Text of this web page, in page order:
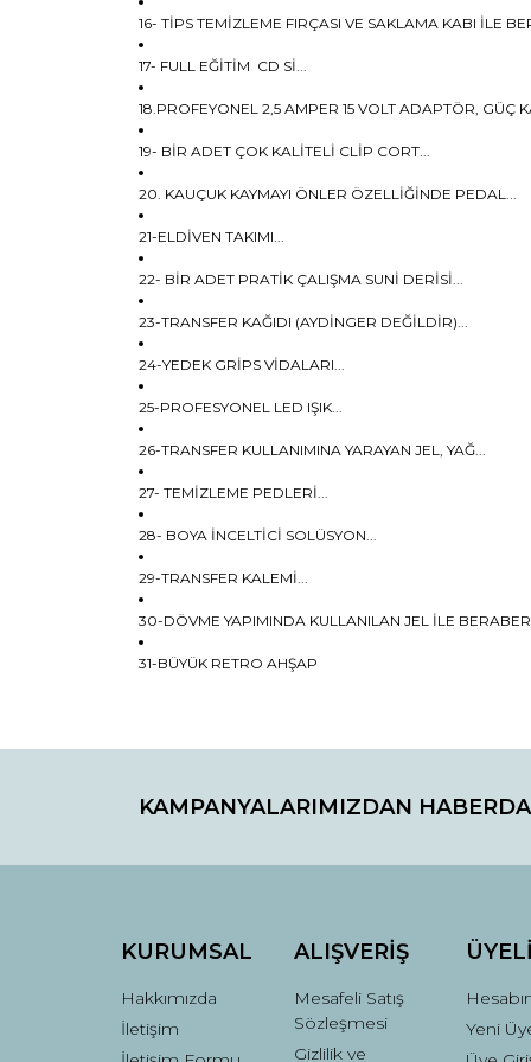
16- TİPS TEMİZLEME FIRÇASI VE SAKLAMA KABI İLE
17- FULL EĞİTİM CD Sİ...
18.PROFEYONEL 2,5 AMPER 15 VOLT ADAPTÖR, GÜÇ
19- BİR ADET ÇOK KALİTELİ CLİP CORT...
20. KAUÇUK KAYMAYI ÖNLER ÖZELLİĞİNDE PEDAL...
21-ELDİVEN TAKIMI...
22- BİR ADET PRATİK ÇALIŞMA SUNİ DERİSİ...
23-TRANSFER KAĞIDI (AYDİNGER DEĞİLDİR)...
24-YEDEK GRİPS VİDALARI...
25-PROFESYONEL LED IŞIK...
26-TRANSFER KULLANIMINA YARAYAN JEL, YAĞ...
27- TEMİZLEME PEDLERİ...
28- BOYA İNCELTİCİ SOLÜSYON...
29-TRANSFER KALEMİ...
30-DÖVME YAPIMINDA KULLANILAN JEL İLE BERABER
31-BÜYÜK RETRO AHŞAP
Görüş ve önerileriniz için teşekkür ederiz.
Ürün resmi kalitesiz, bozuk veya
Bu ürüne benzer farklı alternatifler olmalı.
KAMPANYALARIMIZDAN
KURUMSAL
Hakkımızda
İletişim
ALIŞVERİŞ
Mesafeli Satış
Sözleşmesi
Gizlilik ve
Yeni